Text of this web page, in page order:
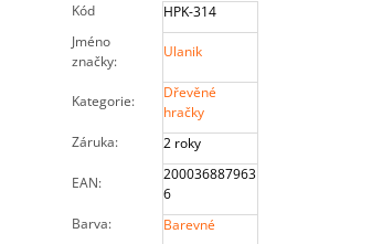
Kód
HPK-314
Jméno
značky:
Ulanik
Kategorie:
Dřevěné
hračky
Záruka: 2 roky
EAN:
200036887963
6
Barva:
Barevné